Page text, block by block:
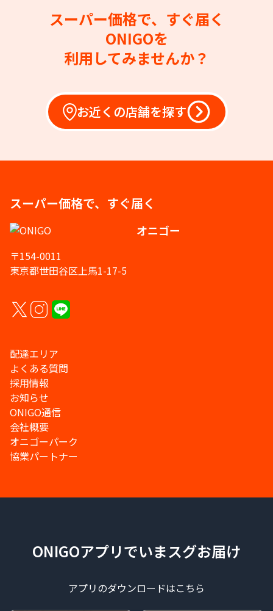
スーパー価格で、すぐ届く
ONIGOを
利用してみませんか？
お近くの店舗を探す
スーパー価格で、すぐ届く
オニゴー
〒154-0011
東京都世田谷区上馬1-17-5
配達エリア
よくある質問
採用情報
お知らせ
ONIGO通信
会社概要
オニゴーパーク
協業パートナー
ONIGOアプリでいまスグお届け
アプリのダウンロードはこちら